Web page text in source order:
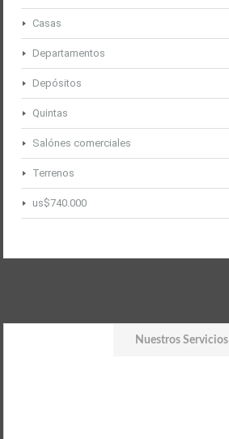
Casas
Departamentos
Depósitos
Quintas
Salónes comerciales
Terrenos
us$740.000
Nuestros Servicios